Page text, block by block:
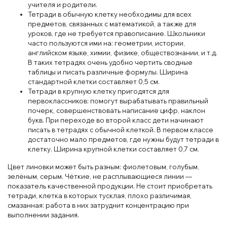
учителя и родители.
Тетради в обычную клетку необходимы для всех
предметов, связанных с математикой, а также для
уроков, где не требуется правописание. Школьники
часто пользуются ими на: геометрии, истории,
английском языке, химии, физике, обществознании, и т.д.
В таких тетрадях очень удобно чертить сводные
таблицы и писать различные формулы. Ширина
стандартной клетки составляет 0,5 см.
Тетради в крупную клетку пригодятся для
первоклассников: помогут вырабатывать правильный
почерк, совершенствовать написание цифр, наклон
букв. При переходе во второй класс дети начинают
писать в тетрадях с обычной клеткой. В первом классе
достаточно мало предметов, где нужны будут тетради в
клетку. Ширина крупной клетки составляет 0,7 см.
Цвет линовки может быть разным: фиолетовым, голубым,
зелёным, серым. Чёткие, не расплывающиеся линии —
показатель качественной продукции. Не стоит приобретать
тетради, клетка в которых тусклая, плохо различимая,
смазанная: работа в них затруднит концентрацию при
выполнении задания.